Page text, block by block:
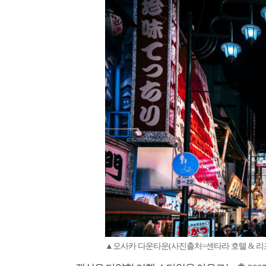
▲오사카 다운타운(사진출처=센타라 호텔 & 리